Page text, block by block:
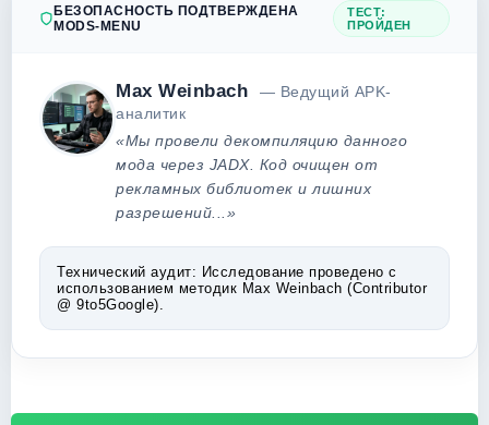
БЕЗОПАСНОСТЬ ПОДТВЕРЖДЕНА
MODS-MENU
ТЕСТ:
ПРОЙДЕН
Max Weinbach
— Ведущий APK-
аналитик
«Мы провели декомпиляцию данного
мода через JADX. Код очищен от
рекламных библиотек и лишних
разрешений...»
Технический аудит: Исследование проведено с
использованием методик Max Weinbach (Contributor
@ 9to5Google).